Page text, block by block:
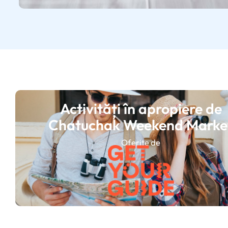
Activități în apropiere de
Chatuchak Weekend
Oferite de